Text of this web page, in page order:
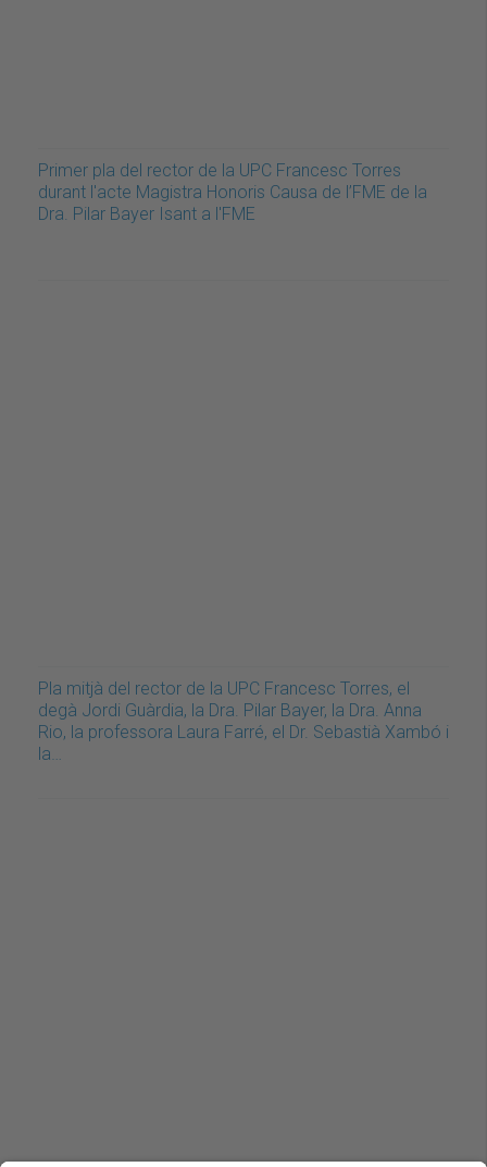
Primer pla del rector de la UPC Francesc Torres
durant l'acte Magistra Honoris Causa de l’FME de la
Dra. Pilar Bayer Isant a l'FME
Pla mitjà del rector de la UPC Francesc Torres, el
degà Jordi Guàrdia, la Dra. Pilar Bayer, la Dra. Anna
Rio, la professora Laura Farré, el Dr. Sebastià Xambó i
la…